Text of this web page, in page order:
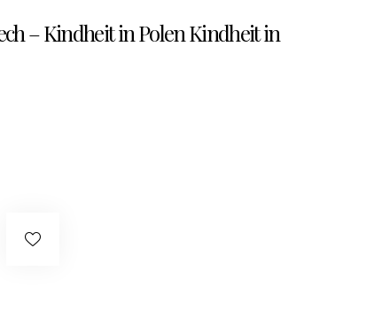
– Kindheit in Polen Kindheit in